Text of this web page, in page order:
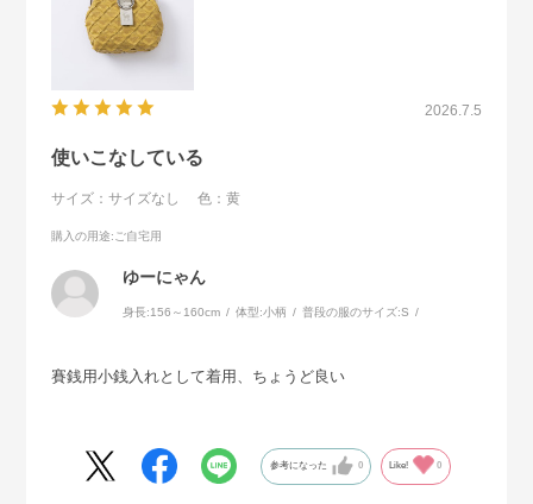
2026.7.5
使いこなしている
サイズ：サイズなし 色：黄
購入の用途:ご自宅用
ゆーにゃん
身長:156～160cm 体型:小柄 普段の服のサイズ:S
賽銭用小銭入れとして着用、ちょうど良い
参考になった 0 Like! 0